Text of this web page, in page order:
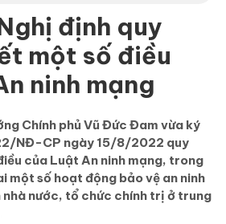
định quy
một số điều
ninh mạng
Chính phủ Vũ Đức Đam vừa ký
NĐ-CP ngày 15/8/2022 quy
của Luật An ninh mạng, trong
một số hoạt động bảo vệ an ninh
nước, tổ chức chính trị ở trung